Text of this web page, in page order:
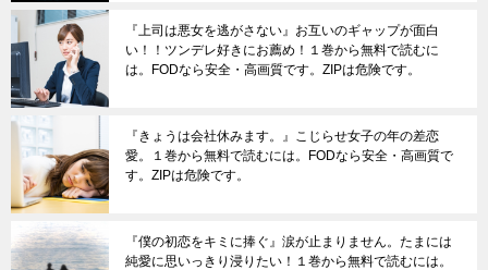
『上司は悪女を逃がさない』お互いのギャップが面白
い！！ツンデレ好きにお薦め！１巻から無料で読むに
は。FODなら安全・高画質です。ZIPは危険です。
『きょうは会社休みます。』こじらせ女子の年の差恋
愛。１巻から無料で読むには。FODなら安全・高画質で
す。ZIPは危険です。
『僕の初恋をキミに捧ぐ』涙が止まりません。たまには
純愛に思いっきり浸りたい！１巻から無料で読むには。